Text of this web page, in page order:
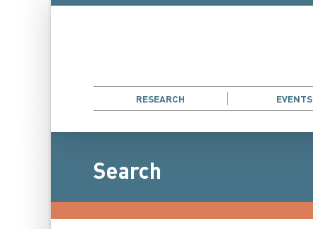
RESEARCH EVENTS
Search